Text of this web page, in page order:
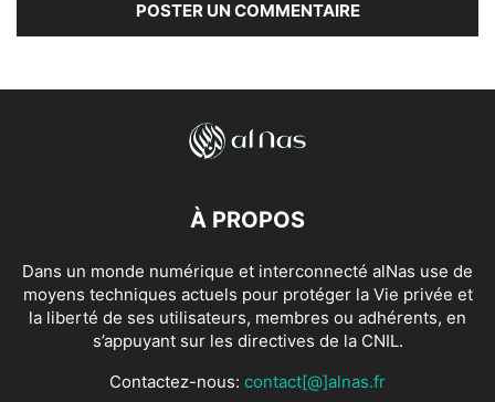
À PROPOS
Dans un monde numérique et interconnecté alNas use de
moyens techniques actuels pour protéger la Vie privée et
la liberté de ses utilisateurs, membres ou adhérents, en
s’appuyant sur les directives de la CNIL.
Contactez-nous: contact[@]alnas.fr